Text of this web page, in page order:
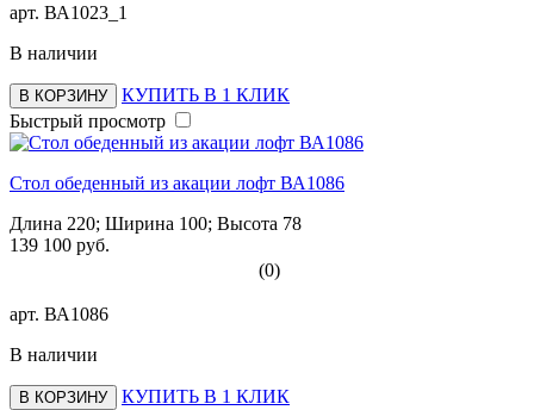
арт. ВА1023_1
В наличии
В КОРЗИНУ
КУПИТЬ В 1 КЛИК
Быстрый просмотр
Стол обеденный из акации лофт ВА1086
Длина 220; Ширина 100; Высота 78
139 100 руб.
(0)
арт. ВА1086
В наличии
В КОРЗИНУ КУПИТЬ В 1 КЛИК